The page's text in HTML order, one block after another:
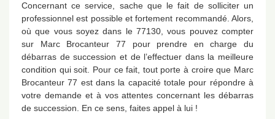
Concernant ce service, sache que le fait de solliciter un
professionnel est possible et fortement recommandé. Alors,
où que vous soyez dans le 77130, vous pouvez compter
sur Marc Brocanteur 77 pour prendre en charge du
débarras de succession et de l’effectuer dans la meilleure
condition qui soit. Pour ce fait, tout porte à croire que Marc
Brocanteur 77 est dans la capacité totale pour répondre à
votre demande et à vos attentes concernant les débarras
de succession. En ce sens, faites appel à lui !